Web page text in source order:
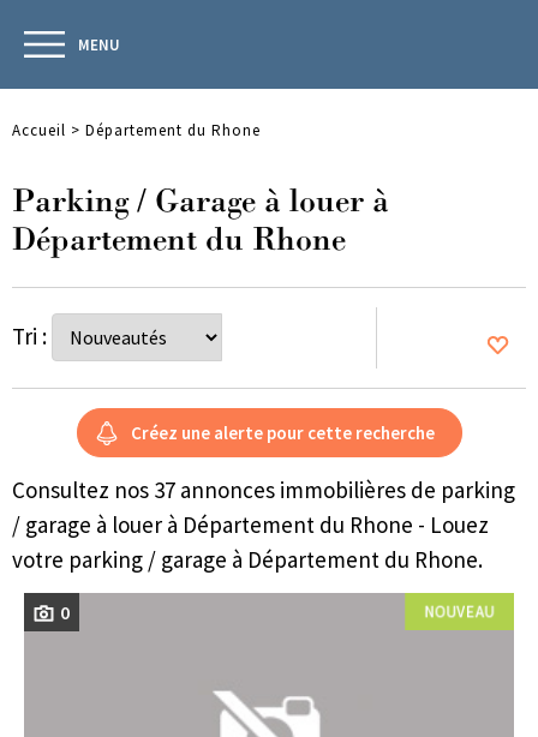
MENU
Accueil > Département du Rhone
Parking / Garage à louer à
Département du Rhone
Tri :
Consultez nos 37 annonces immobilières de parking
/ garage à louer à Département du Rhone - Louez
votre parking / garage à Département du Rhone.
0